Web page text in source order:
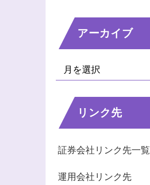
アーカイブ
リンク先
証券会社リンク先一覧
運用会社リンク先